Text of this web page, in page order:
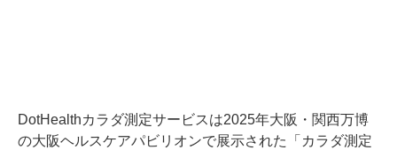
DotHealthカラダ測定サービスは2025年大阪・関西万博
の大阪ヘルスケアパビリオンで展示された「カラダ測定